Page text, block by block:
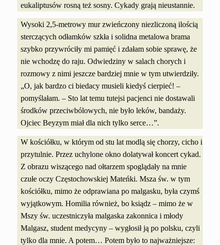
eukaliptusów rosną też sosny. Cykady grają nieustannie.
Wysoki 2,5-metrowy mur zwieńczony niezliczoną ilością
sterczących odłamków szkła i solidna metalowa brama
szybko przywróciły mi pamięć i zdałam sobie sprawę, że
nie wchodzę do raju. Odwiedziny w salach chorych i
rozmowy z nimi jeszcze bardziej mnie w tym utwierdziły.
„O, jak bardzo ci biedacy musieli kiedyś cierpieć! –
pomyślałam. – Sto lat temu tutejsi pacjenci nie dostawali
środków przeciwbólowych, nie było leków, bandaży.
Ojciec Beyzym miał dla nich tylko serce…”.
W kościółku, w którym od stu lat modlą się chorzy, cicho i
przytulnie. Przez uchylone okno dolatywał koncert cykad.
Z obrazu wiszącego nad ołtarzem spoglądały na mnie
czułe oczy Częstochowskiej Mateńki. Msza św. w tym
kościółku, mimo że odprawiana po malgasku, była czymś
wyjątkowym. Homilia również, bo ksiądz – mimo że w
Mszy św. uczestniczyła malgaska zakonnica i młody
Malgasz, student medycyny – wygłosił ją po polsku, czyli
tylko dla mnie. A potem… Potem było to najważniejsze: